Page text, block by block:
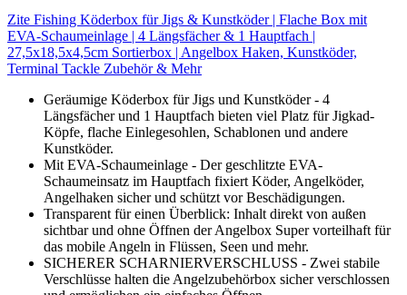
Zite Fishing Köderbox für Jigs & Kunstköder | Flache Box mit
EVA-Schaumeinlage | 4 Längsfächer & 1 Hauptfach |
27,5x18,5x4,5cm Sortierbox | Angelbox Haken, Kunstköder,
Terminal Tackle Zubehör & Mehr
Geräumige Köderbox für Jigs und Kunstköder - 4
Längsfächer und 1 Hauptfach bieten viel Platz für Jigkad-
Köpfe, flache Einlegesohlen, Schablonen und andere
Kunstköder.
Mit EVA-Schaumeinlage - Der geschlitzte EVA-
Schaumeinsatz im Hauptfach fixiert Köder, Angelköder,
Angelhaken sicher und schützt vor Beschädigungen.
Transparent für einen Überblick: Inhalt direkt von außen
sichtbar und ohne Öffnen der Angelbox Super vorteilhaft für
das mobile Angeln in Flüssen, Seen und mehr.
SICHERER SCHARNIERVERSCHLUSS - Zwei stabile
Verschlüsse halten die Angelzubehörbox sicher verschlossen